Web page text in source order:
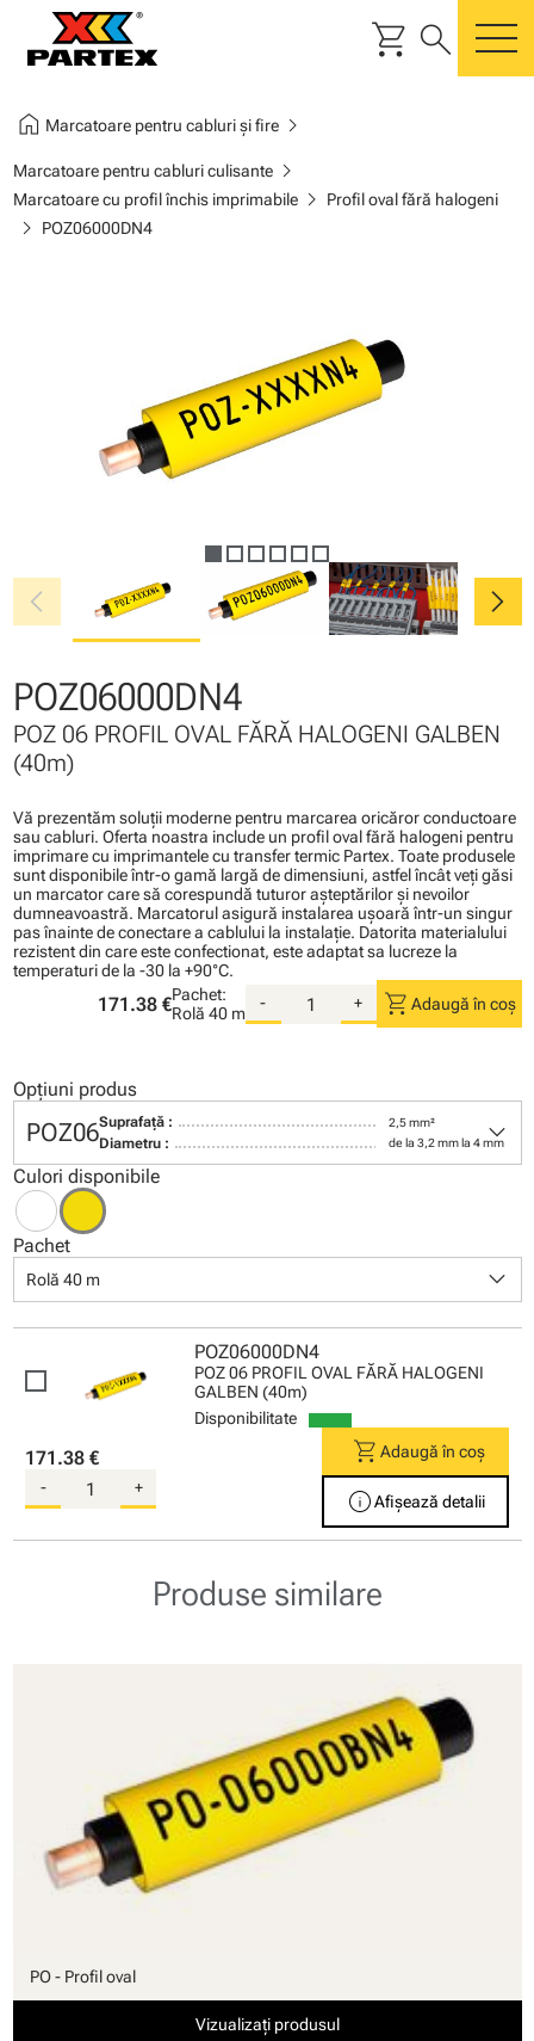
shopping_cart search
home Marcatoare pentru cabluri și firechevron_right
Marcatoare pentru cabluri culisantechevron_right
Marcatoare cu profil închis imprimabilechevron_right Profil oval fără halogeni
chevron_right POZ06000DN4
chevron_left chevron_right
POZ06000DN4
POZ 06 PROFIL OVAL FĂRĂ HALOGENI GALBEN
(40m)
Vă prezentăm soluţii moderne pentru marcarea oricăror conductoare
sau cabluri. Oferta noastra include un profil oval fără halogeni pentru
imprimare cu imprimantele cu transfer termic Partex. Toate produsele
sunt disponibile într-o gamă largă de dimensiuni, astfel încât veţi găsi
un marcator care să corespundă tuturor aşteptărilor şi nevoilor
dumneavoastră. Marcatorul asigură instalarea uşoară într-un singur
pas înainte de conectare a cablului la instalaţie. Datorita materialului
rezistent din care este confectionat, este adaptat sa lucreze la
temperaturi de la -30 la +90°C.
171.38 €Pachet:
Rolă 40 m
- + shopping_cart Adaugă în coș
Opțiuni produs
POZ06Suprafaţă : 2,5 mm²
Diametru : de la 3,2 mm la 4 mm
keyboard_arrow_down
Culori disponibile
Pachet
Rolă 40 m keyboard_arrow_down
POZ06000DN4
POZ 06 PROFIL OVAL FĂRĂ HALOGENI
GALBEN (40m)
Disponibilitate
171.38 €
- +
shopping_cartAdaugă în coș
infoAfișează detalii
Produse similare
PO - Profil oval
Vizualizați produsul